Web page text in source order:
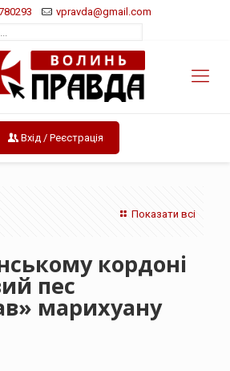
vpravda@gmail.com
Вхід / Реєстрація
Показати всі
кордоні
пес
марихуану